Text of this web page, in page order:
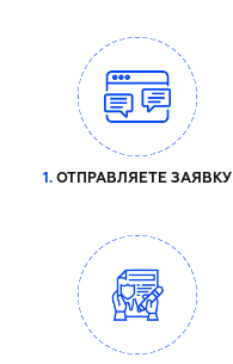
1. ОТПРАВЛЯЕТЕ ЗАЯВКУ